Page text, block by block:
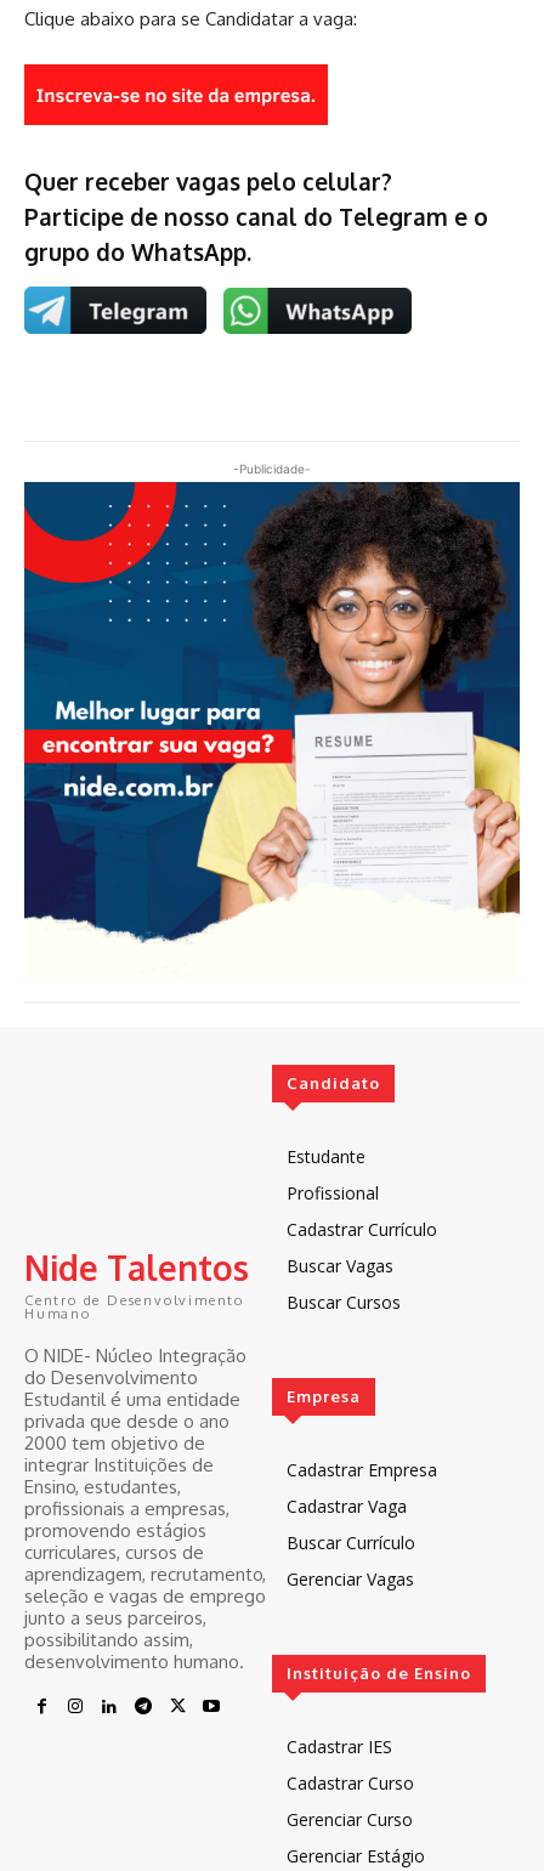
Clique abaixo para se Candidatar a vaga:
Quer receber vagas pelo celular?
Participe de nosso canal do Telegram e o
grupo do WhatsApp.
-Publicidade-
Nide Talentos
Centro de Desenvolvimento
Humano
O NIDE- Núcleo Integração
do Desenvolvimento
Estudantil é uma entidade
privada que desde o ano
2000 tem objetivo de
integrar Instituições de
Ensino, estudantes,
profissionais a empresas,
promovendo estágios
curriculares, cursos de
aprendizagem, recrutamento,
seleção e vagas de emprego
junto a seus parceiros,
possibilitando assim,
desenvolvimento humano.
Candidato
Estudante
Profissional
Cadastrar Currículo
Buscar Vagas
Buscar Cursos
Empresa
Cadastrar Empresa
Cadastrar Vaga
Buscar Currículo
Gerenciar Vagas
Instituição de Ensino
Cadastrar IES
Cadastrar Curso
Gerenciar Curso
Gerenciar Estágio